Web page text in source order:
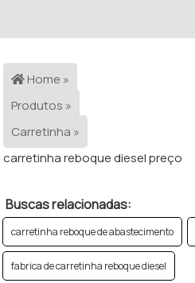
Home »
Produtos »
Carretinha »
carretinha reboque diesel preço
Buscas relacionadas:
carretinha reboque de abastecimento
fabrica de carretinha reboque diesel